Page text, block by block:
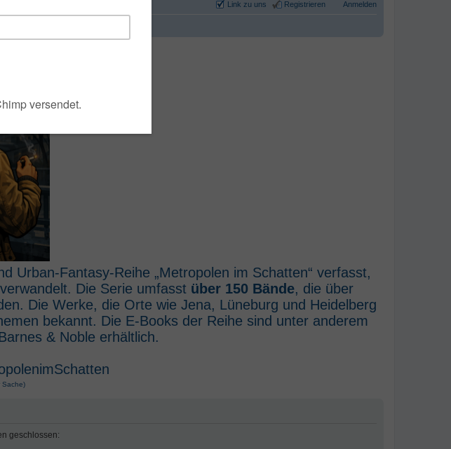
Anmelden
Registrieren
Link zu uns
Urban-Fantasy-Reihe „Metropolen im Schatten“ verfasst,
Die Serie umfasst über 150 Bände, die über
Die Werke, die Orte wie Jena, Lüneburg und Heidelberg
bekannt. Die E-Books der Reihe sind unter anderem
& Noble erhältlich.
Sache)
geschlossen: